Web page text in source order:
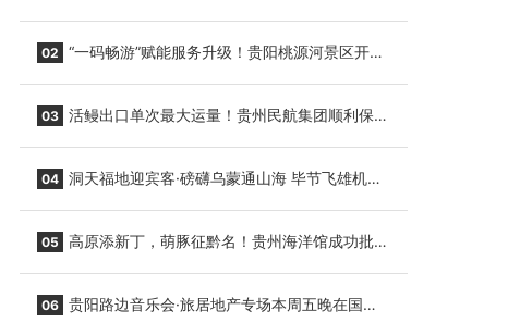
02 “一码畅游”赋能服务升级！贵阳桃源河景区开
03 活鳗出口单次最大运量！贵州民航集团顺利保障
04 洞天福地迎宾客·磅礴乌蒙通山海 毕节飞雄机场
05 高原添新丁，萌豚征黔名！贵州海洋馆成功批量
06 贵阳路边音乐会·旅居地产专场本周五晚在国际